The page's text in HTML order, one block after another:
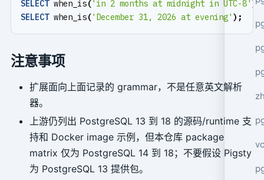
SELECT when_is('in 2 months at midnight in UTC-8' );
SELECT when_is('December 31, 2026 at evening' );
注意事项
扩展面向上面记录的 grammar，不是任意英文解析
器。
上游仍列出 PostgreSQL 13 到 18 的源码/runtime 支
持和 Docker image 示例，但本仓库 package
matrix 仅为 PostgreSQL 14 到 18；不要假设 Pigsty
为 PostgreSQL 13 提供包。